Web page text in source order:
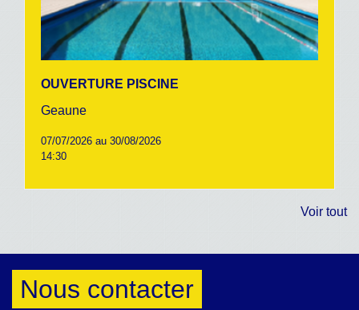
OUVERTURE PISCINE
Geaune
07/07/2026 au 30/08/2026
14:30
Voir tout
Nous contacter